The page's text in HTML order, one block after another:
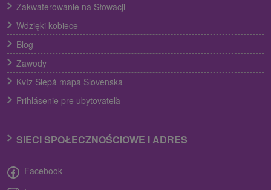
Zakwaterowanie na Słowacji
Wdzięki kobiece
Blog
Zawody
Kvíz Slepá mapa Slovenska
Prihlásenie pre ubytovateľa
SIECI SPOŁECZNOŚCIOWE I ADRES
Facebook